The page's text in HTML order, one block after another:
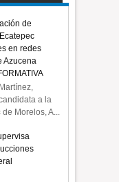
de
en redes
Azucena
a la
Morelos, A...